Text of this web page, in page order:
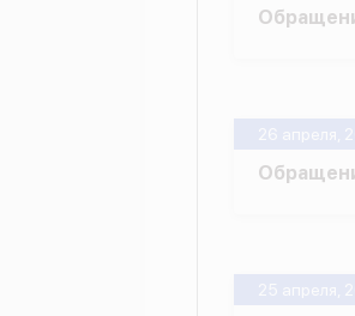
25 апреля,
26 апреля,